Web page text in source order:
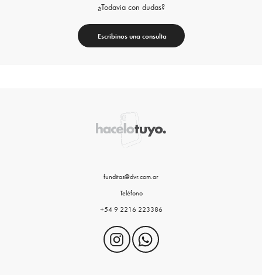
¿Todavia con dudas?
Escribinos una consulta
funditas@dvr.com.ar
Teléfono
+54 9 2216 223386